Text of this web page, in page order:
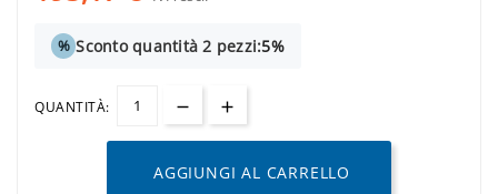
% Sconto quantità 2 pezzi:5%
QUANTITÀ:
AGGIUNGI AL CARRELLO